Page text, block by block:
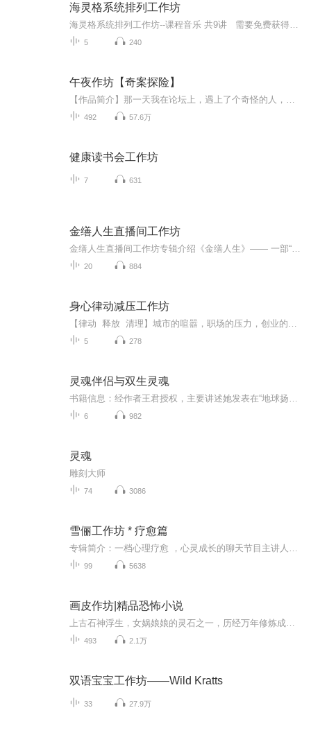
海灵格系统排列工作坊
5 240
午夜作坊【奇案探险】
492 57.6万
健康读书会工作坊
7 631
金缮人生直播间工作坊
20 884
身心律动减压工作坊
5 278
灵魂伴侣与双生灵魂
6 982
灵魂
雕刻大师
74 3086
雪俪工作坊 * 疗愈篇
99 5638
画皮作坊|精品恐怖小说
493 2.1万
双语宝宝工作坊——Wild Kratts
33 27.9万